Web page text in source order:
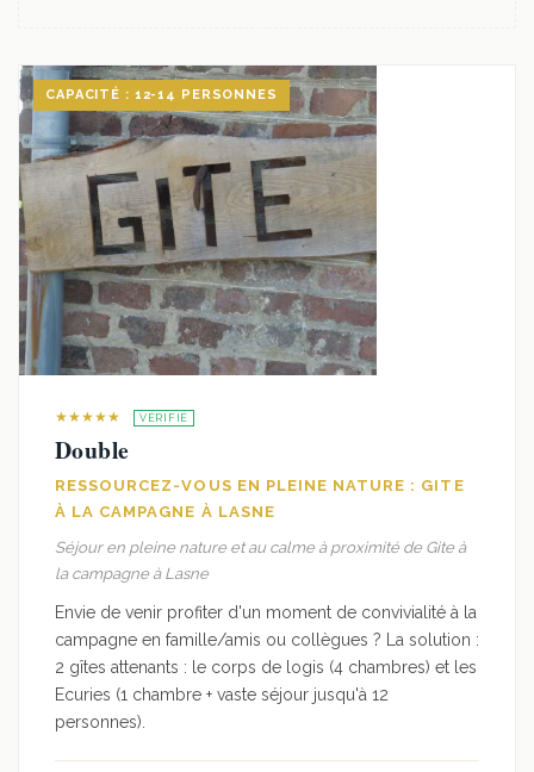
CAPACITÉ : 12-14 PERSONNES
★★★★★ VÉRIFIÉ
Double
RESSOURCEZ-VOUS EN PLEINE NATURE : GITE
À LA CAMPAGNE À LASNE
Séjour en pleine nature et au calme à proximité de Gite à
la campagne à Lasne
Envie de venir profiter d'un moment de convivialité à la
campagne en famille/amis ou collègues ? La solution :
2 gîtes attenants : le corps de logis (4 chambres) et les
Ecuries (1 chambre + vaste séjour jusqu'à 12
personnes).